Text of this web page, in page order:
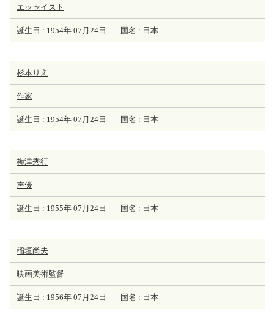
エッセイスト
誕生日 : 1954年 07月24日 国名 : 日本
杉本りえ
作家
誕生日 : 1954年 07月24日 国名 : 日本
梅津秀行
声優
誕生日 : 1955年 07月24日 国名 : 日本
稲垣尚夫
映画美術監督
誕生日 : 1956年 07月24日 国名 : 日本